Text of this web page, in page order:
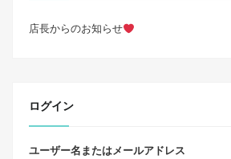
店長からのお知らせ
ログイン
ユーザー名またはメールアドレス